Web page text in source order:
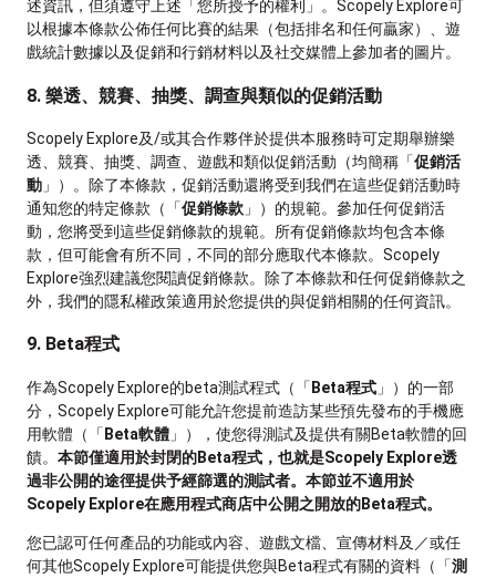
述資訊，但須遵守上述「您所授予的權利」。Scopely Explore可
以根據本條款公佈任何比賽的結果（包括排名和任何贏家）、遊
戲統計數據以及促銷和行銷材料以及社交媒體上參加者的圖片。
8. 樂透、競賽、抽獎、調查與類似的促銷活動
Scopely Explore及/或其合作夥伴於提供本服務時可定期舉辦樂
透、競賽、抽獎、調查、遊戲和類似促銷活動（均簡稱「促銷活
動 」）。除了本條款，促銷活動還將受到我們在這些促銷活動時
通知您的特定條款（「促銷條款 」）的規範。參加任何促銷活
動，您將受到這些促銷條款的規範。所有促銷條款均包含本條
款，但可能會有所不同，不同的部分應取代本條款。Scopely
Explore強烈建議您閱讀促銷條款。除了本條款和任何促銷條款之
外，我們的隱私權政策適用於您提供的與促銷相關的任何資訊。
9. Beta程式
作為Scopely Explore的beta測試程式（「 Beta程式 」）的一部
分，Scopely Explore可能允許您提前造訪某些預先發布的手機應
用軟體（「 Beta軟體 」），使您得測試及提供有關Beta軟體的回
饋。 本節僅適用於封閉的Beta程式，也就是Scopely Explore透
過非公開的途徑提供予經篩選的測試者。本節並不適用於
Scopely Explore在應用程式商店中公開之開放的Beta程式。
您已認可任何產品的功能或內容、遊戲文檔、宣傳材料及／或任
何其他Scopely Explore可能提供您與Beta程式有關的資料（「測